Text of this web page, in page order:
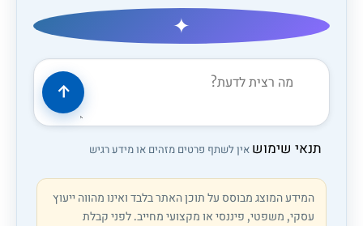
✦
תנאי שימוש אין לשתף פרטים מזהים או מידע רגיש
המידע המוצג מבוסס על תוכן האתר בלבד ואינו מהווה ייעוץ
עסקי, משפטי, פיננסי או מקצועי מחייב. לפני קבלת